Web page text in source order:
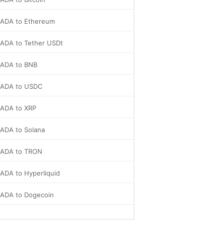
ADA to Ethereum
ADA to Tether USDt
ADA to BNB
ADA to USDC
ADA to XRP
ADA to Solana
ADA to TRON
ADA to Hyperliquid
ADA to Dogecoin